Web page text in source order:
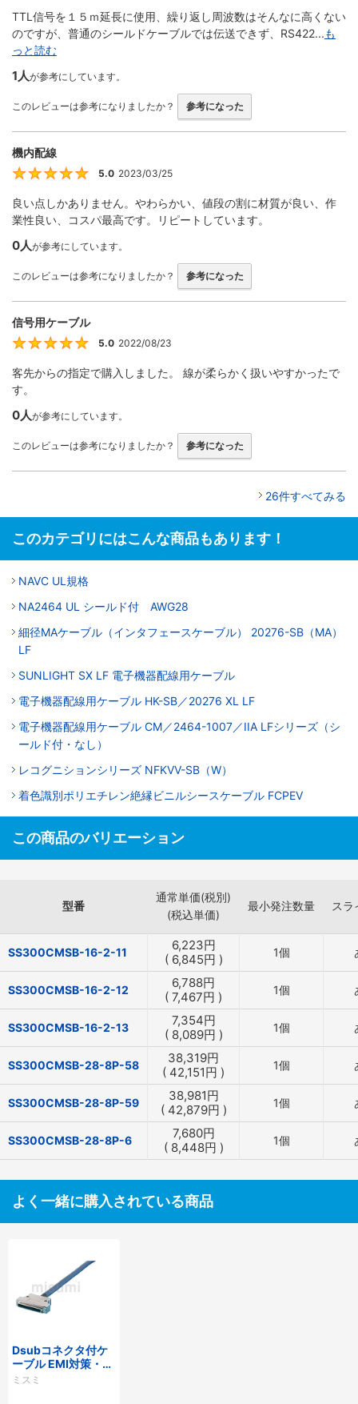
TTL信号を１５ｍ延長に使用、繰り返し周波数はそんなに高くない
のですが、普通のシールドケーブルでは伝送できず、RS422...も
っと読む
1人が参考にしています。
このレビューは参考になりましたか？ 参考になった
機内配線
5
5.0 2023/03/25
良い点しかありません。やわらかい、値段の割に材質が良い、作
業性良い、コスパ最高です。リピートしています。
0人が参考にしています。
このレビューは参考になりましたか？ 参考になった
信号用ケーブル
5
5.0 2022/08/23
客先からの指定で購入しました。 線が柔らかく扱いやすかったで
す。
0人が参考にしています。
このレビューは参考になりましたか？ 参考になった
26件すべてみる
このカテゴリにはこんな商品もあります！
NAVC UL規格
NA2464 UL シールド付 AWG28
細径MAケーブル（インタフェースケーブル） 20276-SB（MA）
LF
SUNLIGHT SX LF 電子機器配線用ケーブル
電子機器配線用ケーブル HK-SB／20276 XL LF
電子機器配線用ケーブル CM／2464-1007／IIA LFシリーズ（シ
ールド付・なし）
レコグニションシリーズ NFKVV-SB（W）
着色識別ポリエチレン絶縁ビニルシースケーブル FCPEV
この商品のバリエーション
型番
通常単価(税別)
(税込単価)
最小発注数量 スラ
SS300CMSB-16-2-11 6,223円
( 6,845円 ) 1個
SS300CMSB-16-2-12 6,788円
( 7,467円 ) 1個
SS300CMSB-16-2-13 7,354円
( 8,089円 ) 1個
SS300CMSB-28-8P-58 38,319円
( 42,151円 ) 1個
SS300CMSB-28-8P-59 38,981円
( 42,879円 ) 1個
SS300CMSB-28-8P-6 7,680円
( 8,448円 ) 1個
よく一緒に購入されている商品
Dsubコネクタ付ケ
ーブル EMI対策・薄
型フードタイプ
ミスミ